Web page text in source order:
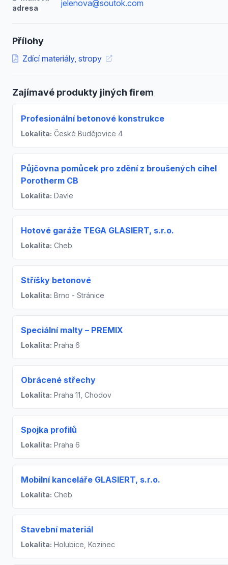
adresa
jelenova@soutok.com
Přílohy
Zdící materiály, stropy
Zajímavé produkty jiných firem
Profesionální betonové konstrukce
Lokalita: České Budějovice 4
Půjčovna pomůcek pro zdění z broušených cihel
Porotherm CB
Lokalita: Davle
Hotové garáže TEGA GLASIERT, s.r.o.
Lokalita: Cheb
Stříšky betonové
Lokalita: Brno - Stránice
Speciální malty – PREMIX
Lokalita: Praha 6
Obrácené střechy
Lokalita: Praha 11, Chodov
Spojka profilů
Lokalita: Praha 6
Mobilní kanceláře GLASIERT, s.r.o.
Lokalita: Cheb
Stavební materiál
Lokalita: Holubice, Kozinec